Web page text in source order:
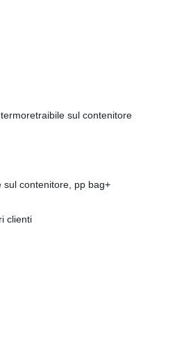
sul contenitore
sul contenitore, pp bag+
clienti